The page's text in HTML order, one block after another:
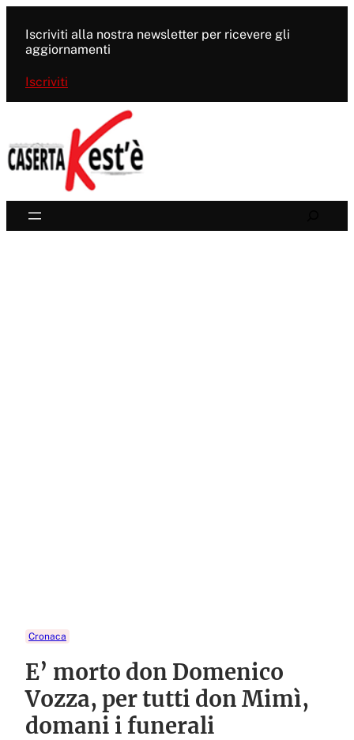
contenuto
Iscriviti alla nostra newsletter per ricevere gli
aggiornamenti
Iscriviti
Cronaca
E’ morto don Domenico
Vozza, per tutti don Mimì,
domani i funerali